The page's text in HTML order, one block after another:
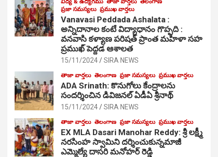
ప్రజా సమస్యలు ప్రముఖ వార్తలు
Vanavasi Peddada Ashalata :
అన్నిదానాల కంటే విద్యాధానం గొప్పది :
వనవాసి కళ్యాణ పరిషత్ ప్రాంత మహిళా సహ
ప్రముఖ్ పెద్దడ ఆశాలత
15/11/2024 SIRA NEWS
తాజా వార్తలు తెలంగాణ ప్రజా సమస్యలు ప్రముఖ వార్తలు
ADA Srinath: కొనుగోలు కేంద్రాల‌ను
సంద‌ర్శించిన డివిజనల్ ఏడీఏ శ్రీనాథ్
15/11/2024 SIRA NEWS
తాజా వార్తలు తెలంగాణ ప్రజా సమస్యలు ప్రముఖ వార్తలు
EX MLA Dasari Manohar Reddy: శ్రీ లక్ష్మీ
నరసింహ స్వామిని దర్శించుకున్నమాజీ
ఎమ్మెల్యే దాసరి మనోహర్ రెడ్డి